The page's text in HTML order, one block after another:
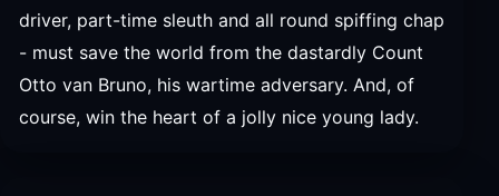
driver, part-time sleuth and all round spiffing chap
- must save the world from the dastardly Count
Otto van Bruno, his wartime adversary. And, of
course, win the heart of a jolly nice young lady.